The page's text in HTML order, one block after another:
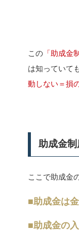
この 「助成金
は知っていて
動しない＝損
助成金
ここで助成金
■助成金は
■助成金の